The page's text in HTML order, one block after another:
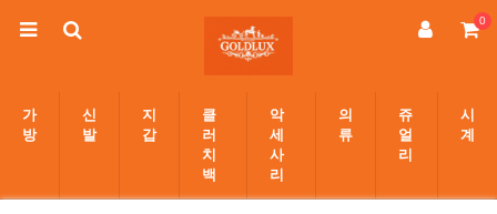
0
가
방
신
발
지
갑
클
러
치
백
악
세
사
리
의
류
쥬
얼
리
시
계